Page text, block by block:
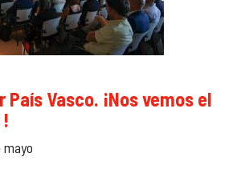
Vasco. ¡Nos vemos el
mayo